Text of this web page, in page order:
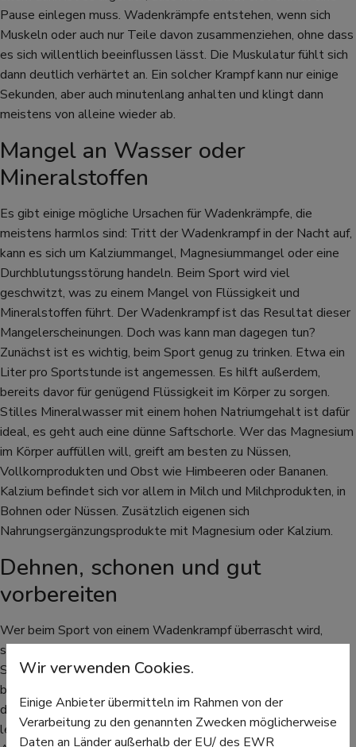
Pause einlegen muss. Wadenkrämpfe entstehen, wenn sich
Muskeln oder auch nur Teile davon zusammenziehen, ohne dass
es sich willentlich beeinflussen lässt. Die Muskulatur fühlt sich
dann deutlich verhärtet an. Ein solcher Krampf kann nur einige
Sekunden, aber auch minutenlang anhalten und klingt dann
meistens von alleine wieder ab.
Mangel an Wasser oder
Mineralstoffen
Es gibt einige mögliche Ursachen für Wadenkrämpfe, die
meistens harmlos sind: Tritt der Wadenkrampf in der Nacht auf,
kann es sich um Kalziummangel, Magnesiummangel oder eine
Durchblutungsstörung handeln. Beim Sport wird viel
geschwitzt, was zu einem Mangel von Flüssigkeit und
Mineralstoffen führt. Der Wadenkrampf ist das Resultat dieser
Mangelerscheinungen. Doch was kann man dagegen tun?
Zunächst ist es wichtig, beim Sport genug zu trinken. Etwa ein
Liter pro Sportstunde ist angemessen. Es hilft außerdem,
bereits davor für genügend Flüssigkeit im Körper zu sorgen.
Stilles Mineralwasser mit einem hohen Natriumgehalt ist dafür
ideal, es geht auch eine dünne Saftschorle. Wer das Magnesium
im Körper auffüllen will, greift am besten zu Nüssen,
Vollkornprodukten und Obst wie Himbeeren oder Bananen.
Kalzium befindet sich vor allem in Milch und Milchprodukten, in
Bohnen oder Nüssen. Zusätzlich eigenen sich
Nahrungsergänzungsprodukte mit Magnesium oder Kalzium.
Dehnen, schonen und gut
vorbereiten
Wer beim Sport von einem Wadenkrampf überrascht wird,
sollte das tun, was man bei Fußballern oft sieht, die auf dem
Spielfeld von Wadenkrämpfen geplagt werden: Die Zehen des
betroffenen Beines nach oben ziehen, um so den Muskel zu
dehnen. Das kann man entweder selbst erledigen oder man
legt sich hin und lässt es den Sport-Kameraden machen.
Wir verwenden Cookies.
Einige Anbieter übermitteln im Rahmen von der
Verarbeitung zu den genannten Zwecken möglicherweise
Daten an Länder außerhalb der EU/ des EWR